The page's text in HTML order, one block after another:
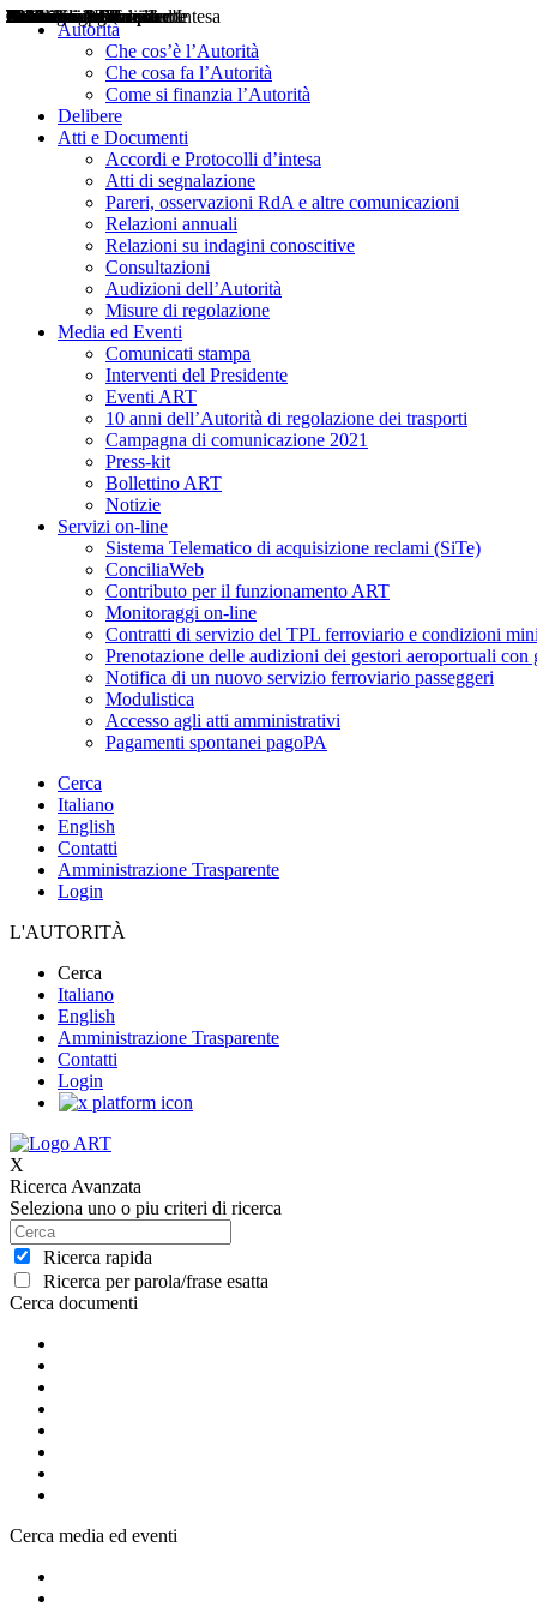
Autorità
Che cos’è l’Autorità
Che cosa fa l’Autorità
Come si finanzia l’Autorità
Delibere
Atti e Documenti
Accordi e Protocolli d’intesa
Atti di segnalazione
Pareri, osservazioni RdA e altre comunicazioni
Relazioni annuali
Relazioni su indagini conoscitive
Consultazioni
Audizioni dell’Autorità
Misure di regolazione
Media ed Eventi
Comunicati stampa
Interventi del Presidente
Eventi ART
10 anni dell’Autorità di regolazione dei trasporti
Campagna di comunicazione 2021
Press-kit
Bollettino ART
Notizie
Servizi on-line
Sistema Telematico di acquisizione reclami (SiTe)
ConciliaWeb
Contributo per il funzionamento ART
Monitoraggi on-line
Contratti di servizio del TPL ferroviario e condizioni
Prenotazione delle audizioni dei gestori aeroportuali con
Notifica di un nuovo servizio ferroviario passeggeri
Modulistica
Accesso agli atti amministrativi
Pagamenti spontanei pagoPA
Cerca
Italiano
English
Contatti
Amministrazione Trasparente
Login
L'AUTORITÀ
Cerca
Italiano
English
Amministrazione Trasparente
Contatti
Login
X
Ricerca Avanzata
Seleziona uno o piu criteri di ricerca
Ricerca rapida
Ricerca per parola/frase esatta
Cerca documenti
Delibere
Pareri
Consultazioni
Audizioni
Atti di Segnalazione
Accordi e Protocolli d'Intesa
Relazioni annuali
Misure di regolazione
Cerca media ed eventi
Notizie
Comunicati Stampa
Bollettini ART
Convegni ART
Interviste del Presidente
Articoli in primo piano
Interventi del Presidente
2004
2005
2010
2013
2014
2015
2016
2017
2018
2019
202
2020
2021
2022
2023
2024
2025
2026
Aereo
Marittimo
Terrestre